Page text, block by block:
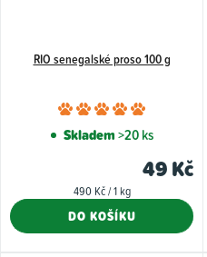
RIO senegalské proso 100 g
Průměrné
hodnocení
je
5,0
Skladem>20 ks
49 Kč
Měrná
490 Kč / 1 kg
DO KOŠÍKU